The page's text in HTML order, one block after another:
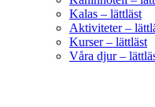
Kalas – lättläst
Aktiviteter –
Kurser – lättläst
Våra djur –